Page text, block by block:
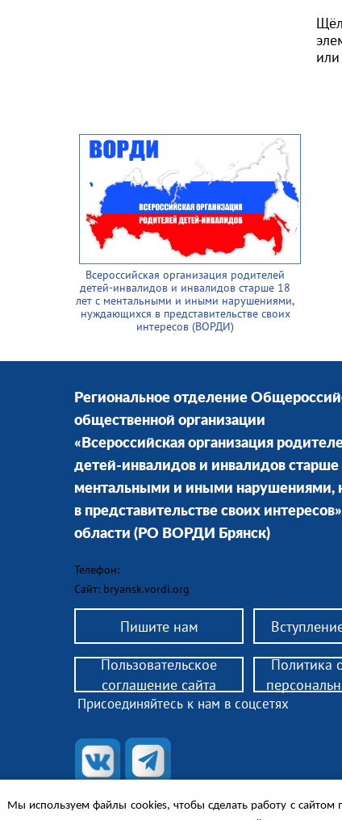
Всероссийская организация родителей
детей-инвалидов и инвалидов старше 18
лет с ментальными и иными нарушениями,
нуждающихся в представительстве своих
интересов (ВОРДИ)
Региональное отделение
общественной организации
«Всероссийская организация
детей-инвалидов и инвалидов старше
ментальными и иными
в представительстве своих
области (РО ВОРДИ Брянск)
Телефон:
Сайт: bryansk.vordi.org
Пишите нам
законным представителям инвалидов 18+,
Присоединяйтесь к нам в соцсетях
Пользовательское
соглашение сайта
Политика
Мы используем файлы cookies, чтобы сделать работу с